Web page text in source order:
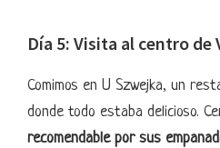
Día 5: Visita al centro de
Comimos en U Szwejka, un
donde todo estaba delicioso.
recomendable por sus